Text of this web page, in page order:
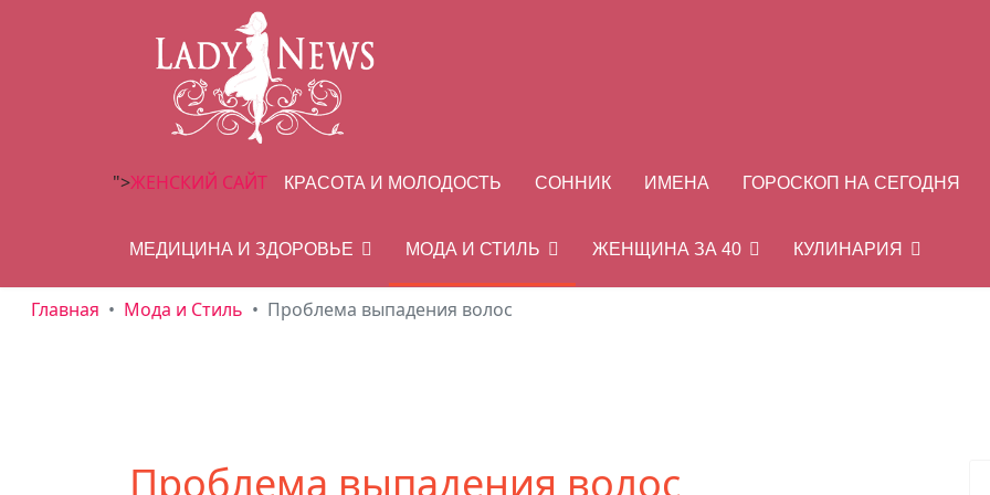
">ЖЕНСКИЙ САЙТ КРАСОТА И МОЛОДОСТЬ СОННИК ИМЕНА ГОРОСКОП НА СЕГОДНЯ
МЕДИЦИНА И ЗДОРОВЬЕ МОДА И СТИЛЬ ЖЕНЩИНА ЗА 40 КУЛИНАРИЯ
Главная Мода и Стиль Проблема выпадения волос
Проблема выпадения волос